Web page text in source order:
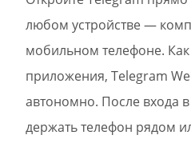
любом устройстве —
мобильном телефоне.
приложения, Telegram
автономно. После входа
держать телефон рядом